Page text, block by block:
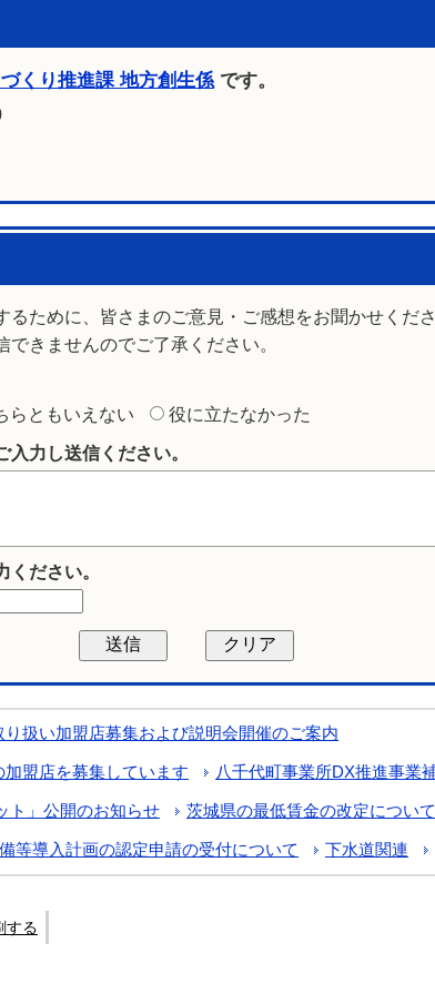
くり推進課 地方創生係 です。
るために、皆さまのご意見・ご感想をお聞かせくだ
きませんのでご了承ください。
らともいえない 役に立たなかった
力し送信ください。
ださい。
扱い加盟店募集および説明会開催のご案内
盟店を募集しています 八千代町事業所DX推進事業
ト」公開のお知らせ 茨城県の最低賃金の改定について
等導入計画の認定申請の受付について 下水道関連
する